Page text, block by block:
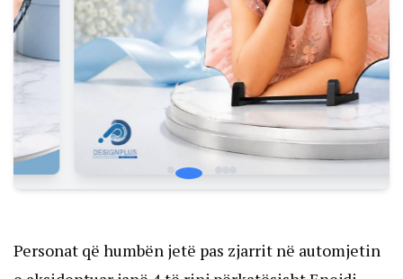
Personat që humbën jetë pas zjarrit në automjetin